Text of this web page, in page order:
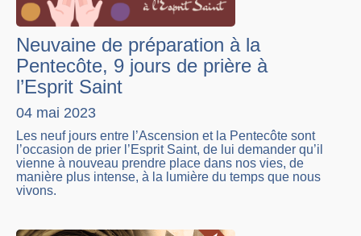
Neuvaine de préparation à la
Pentecôte, 9 jours de prière à
l’Esprit Saint
04 mai 2023
Les neuf jours entre l’Ascension et la Pentecôte sont
l’occasion de prier l’Esprit Saint, de lui demander qu’il
vienne à nouveau prendre place dans nos vies, de
manière plus intense, à la lumière du temps que nous
vivons.